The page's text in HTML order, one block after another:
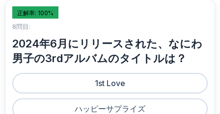
正解率: 100%
8問目:
2024年6月にリリースされた、なにわ
男子の3rdアルバムのタイトルは？
1st Love
ハッピーサプライズ